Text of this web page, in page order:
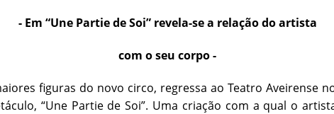
- Em “Une Partie de Soi” revela-se a relação do artista
com o seu corpo -
figuras do novo circo, regressa ao Teatro Aveirense
“Une Partie de Soi”. Uma criação com a qual o